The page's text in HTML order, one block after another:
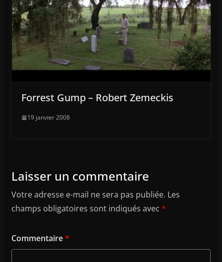
Forrest Gump – Robert Zemeckis
19 janvier 2008
Laisser un commentaire
Votre adresse e-mail ne sera pas publiée. Les
champs obligatoires sont indiqués avec *
Commentaire*